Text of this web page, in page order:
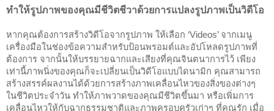
ทำให้รูปภาพของคุณมีชีวิตชีวาด้วยการแปลงรูปภาพเป็นวิดีโอ
หากคุณต้องการสร้างวิดีโอจากรูปภาพ ให้เลือก ‘Videos’ จากเมนู
เครื่องมือในช่องข้อความสำหรับป้อนพรอมต์และอัปโหลดรูปภาพที่
ต้องการ จากนั้นให้บรรยายฉากและเสียงที่คุณจินตนาการไว้ เพียง
เท่านี้ภาพนิ่งของคุณก็จะเปลี่ยนเป็นวิดีโอแบบไดนามิก คุณสามารถ
สร้างสรรค์ผลงานได้ด้วยการสร้างภาพเคลื่อนไหวของสิ่งของต่างๆ
ในชีวิตประจำวัน ทำให้ภาพวาดของคุณมีชีวิตขึ้นมา หรือเพิ่มการ
เคลื่อนไหวให้กับฉากธรรมชาติและภาพครอบครัวเก่าๆ ที่คุณรัก เมื่อ